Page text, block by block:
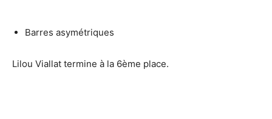
Barres asymétriques
Lilou Viallat termine à la 6ème place.